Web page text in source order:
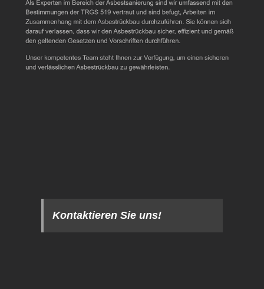
Kontaktieren Sie uns!